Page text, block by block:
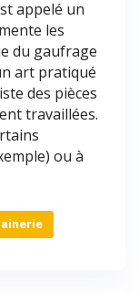
appelé un
les
du gaufrage
art pratiqué
des pièces
travaillées.
ou à